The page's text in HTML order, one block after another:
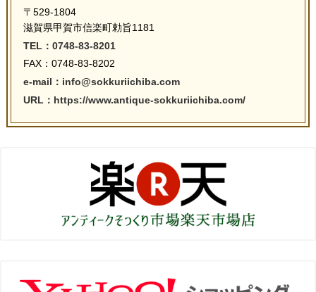
〒529-1804
滋賀県甲賀市信楽町勅旨1181
TEL：0748-83-8201
FAX：0748-83-8202
e-mail：info@sokkuriichiba.com
URL：https://www.antique-sokkuriichiba.com/